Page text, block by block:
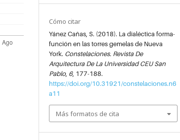
Cómo citar
Yánez Cañas, S. (2018). La dialéctica forma-
función en las torres gemelas de Nueva
York. Constelaciones. Revista De
Arquitectura De La Universidad CEU San
Pablo, 6, 177-188.
https://doi.org/10.31921/constelaciones.n6
a11
Más formatos de cita